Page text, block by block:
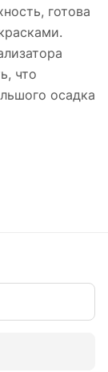
готова
что
осадка